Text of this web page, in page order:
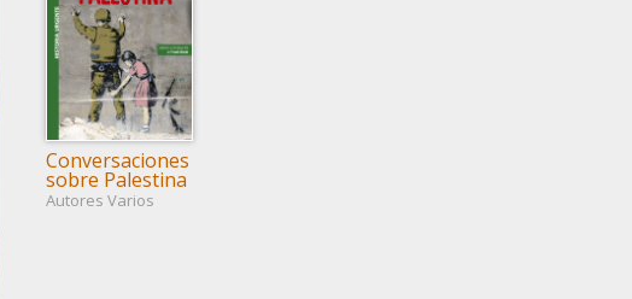
Conversaciones
sobre Palestina
Autores Varios